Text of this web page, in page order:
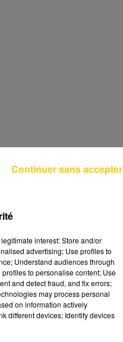
interest: Store and/or
advertising; Use profiles to
Understand audiences through
to personalise content; Use
and detect fraud, and fix errors;
may process personal
on information actively
different devices; Identify devices
Continuer sans accepter